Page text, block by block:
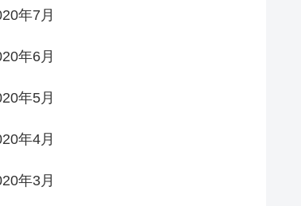
年7月
年6月
年5月
年4月
年3月